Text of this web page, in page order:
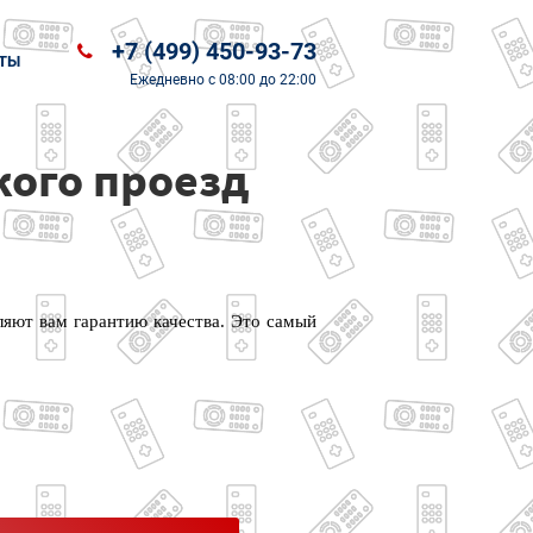
+7 (499) 450-93-73
Ежедневно с 08:00 до 22:00
проезд
вам гарантию качества. Это самый